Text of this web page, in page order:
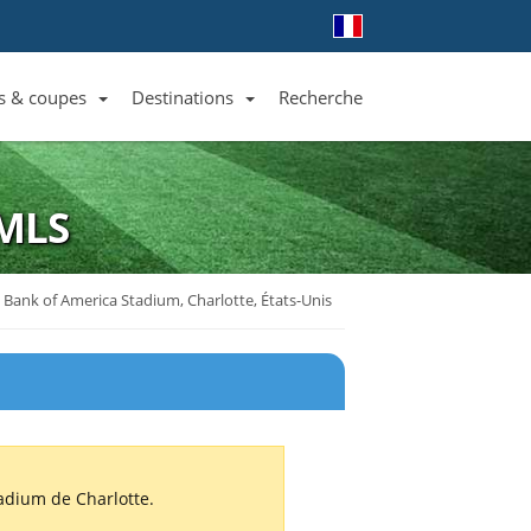
Liste des clubs et équipes
& coupes
Liste des ligues et coupes
Destinations
Toutes les destinations
Recherche
Bank of America Stadium, Charlotte, États-Unis
de Charlotte.